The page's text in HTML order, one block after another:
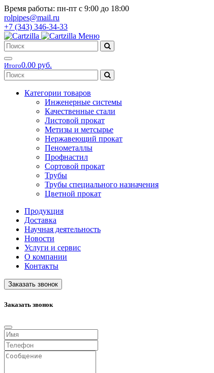
Время работы: пн-пт с 9:00 до 18:00
rolpipes@mail.ru
+7 (343) 346-34-33
Меню
Итого0.00 руб.
Категории товаров
Инженерные системы
Качественные стали
Листовой прокат
Метизы и метсырье
Нержавеющий прокат
Пенометаллы
Профнастил
Сортовой прокат
Трубы
Трубы специального назначения
Цветной прокат
Продукция
Доставка
Научная деятельность
Новости
Услуги и сервис
О компании
Контакты
Заказать звонок
Заказать звонок